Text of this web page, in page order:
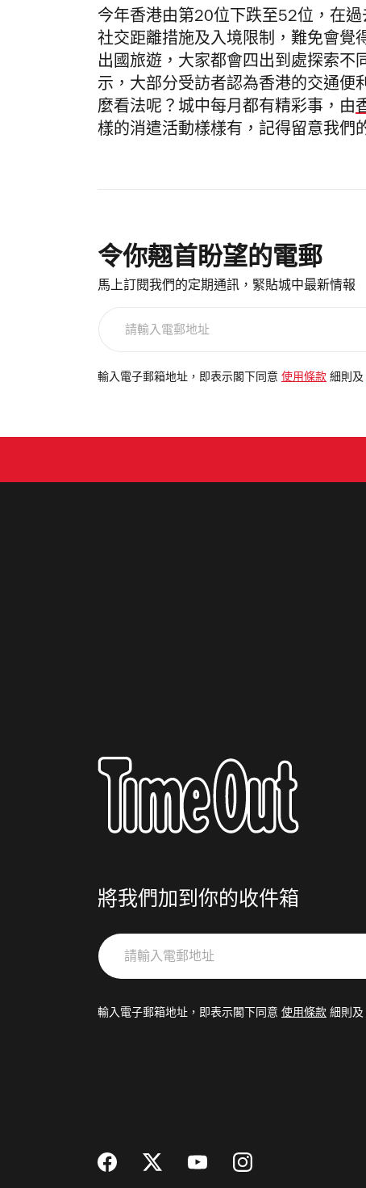
今年香港由第20位下跌至52位，在
社交距離措施及入境限制，難免會覺
出國旅遊，大家都會四出到處探索不
示，大部分受訪者認為香港的交通便
麼看法呢？ 城中每月都有精彩事，由
樣的消遣活動樣樣有，記得留意我們
令你翹首盼望的電郵
馬上訂閱我們的定期通訊，緊貼城中最新情報
電
輸入電子郵箱地址，即表示閣下同意 使用條款 細則及
將我們加到你的收件箱
請
輸
郵
輸入電子郵箱地址，即表示閣下同意 使用條款 細則及